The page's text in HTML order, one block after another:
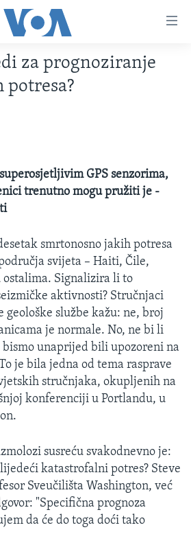
DRŽAVE
za prognoziranje
GPS senzorima,
trenutno mogu pružiti je -
smrtonosno jakih potresa
svijeta – Haiti, Čile,
Signalizira li to
aktivnosti? Stručnjaci
geološke službe kažu: ne, broj
je normale. No, ne bi li
unaprijed bili upozoreni na
je bila jedna od tema rasprave
stručnjaka, okupljenih na
konferenciji u Portlandu, u
susreću svakodnevno je:
katastrofalni potres? Steve
Sveučilišta Washington, već
"Specifična prognoza
da će do toga doći tako